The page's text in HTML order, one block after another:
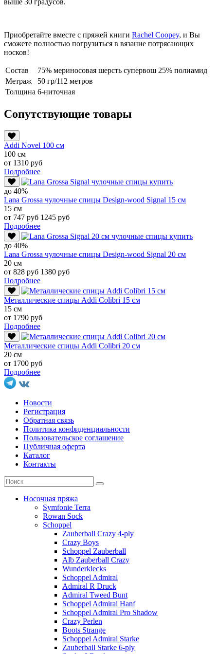
Приобретайте вместе с пряжей книги Rachel Coopey, и Вы
сможете полностью погрузиться в вязание потрясающих
носков!
Состав
75% мериносовая шерсть супервош 25% полиамид
Метраж
50 гр/112 метров
Толщина 6-ниточная
Сопутствующие товары
Addi Novel 100 см
100 см
от 1310 руб
Подробнее
до 40%
Lana Grossa чулочные спицы Design-wood Signal 15 см
15 см
от 747 руб 1245 руб
Подробнее
до 40%
Lana Grossa чулочные спицы Design-wood Signal 20 см
20 см
от 828 руб 1380 руб
Подробнее
Металлические спицы Addi Colibri 15 см
15 см
от 1790 руб
Подробнее
Металлические спицы Addi Colibri 20 см
20 см
от 1700 руб
Подробнее
Новости
Регистрация
Обратная связь
Политика конфиденциальности
Пользовательское соглашение
Публичная оферта
Каталог
Контакты
Носочная пряжа
Symfonie Terra
Rowan Sock
Schoppel
Zauberball Crazy 4-ply
Crazy Boys
Schoppel Zauberball
Alb Zauberball Crazy
Wunderklecks
Schoppel Admiral
Admiral R Druck
Admiral Tweed Bunt
Schoppel Admiral Hanf
Schoppel Admiral Pro Shadow
Crazy Perlen
Boots Strange
Schoppel Admiral Starke
Zauberball Starke 6-ply